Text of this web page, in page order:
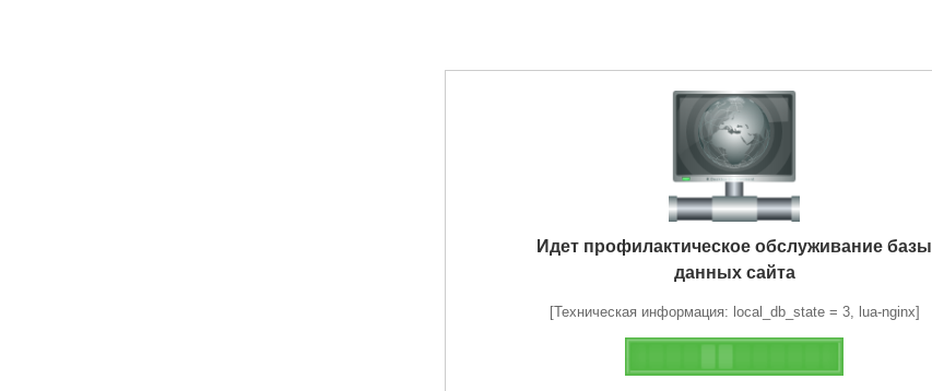
Идет профилактическое обслуживание базы
данных сайта
[Техническая информация: local_db_state = 3, lua-nginx]